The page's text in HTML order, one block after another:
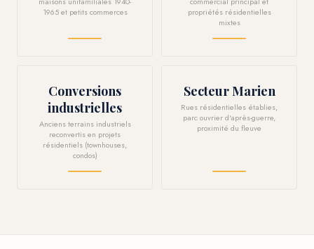
1965 et petits commerces
propriétés résidentielles
mixtes
Conversions
industrielles
Anciens terrains industriels
reconvertis en projets
résidentiels (townhouses,
condos)
Secteur Marien
Rues résidentielles établies,
parc ouvrier d'après-guerre,
proximité du fleuve